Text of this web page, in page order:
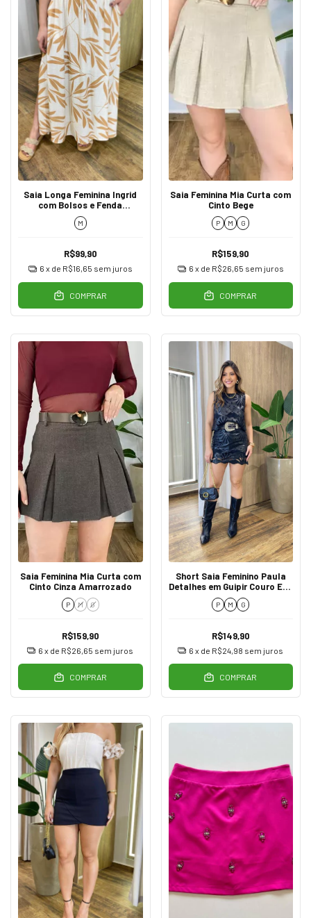
Saia Longa Feminina Ingrid
com Bolsos e Fenda
Estampada de Caramelo
M
R$99,90
6 x de R$16,65 sem juros
COMPRAR
Saia Feminina Mia Curta com
Cinto Bege
P M G
R$159,90
6 x de R$26,65 sem juros
COMPRAR
Saia Feminina Mia Curta com
Cinto Cinza Amarrozado
P M G
R$159,90
6 x de R$26,65 sem juros
COMPRAR
Short Saia Feminino Paula
Detalhes em Guipir Couro Eco
Preto
P M G
R$149,90
6 x de R$24,98 sem juros
COMPRAR